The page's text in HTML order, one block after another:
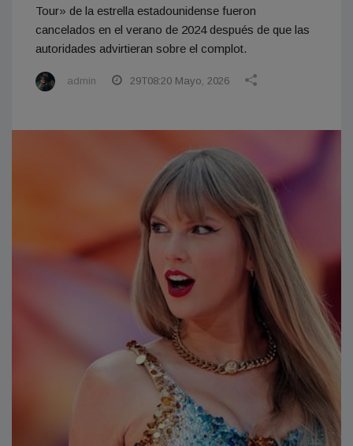
Tour» de la estrella estadounidense fueron
cancelados en el verano de 2024 después de que las
autoridades advirtieran sobre el complot.
admin 29T08:20 Mayo, 2026